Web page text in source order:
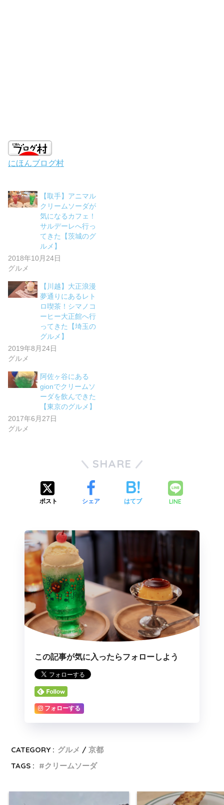
にほんブログ村
【取手】アニマル
クリームソーダが
気になるカフェ！
サルデーレへ行っ
てきた【茨城のグ
ルメ】
2018年10月24日
グルメ
【川越】大正浪漫
夢通りにあるレト
ロ喫茶！シマノコ
ーヒー大正館へ行
ってきた【埼玉の
グルメ】
2019年8月24日
グルメ
阿佐ヶ谷にある
gionでクリームソ
ーダを飲んできた
【東京のグルメ】
2017年6月27日
グルメ
SHARE
ポスト シェア はてブ LINE
この記事が気に入ったらフォローしよう
フォローする
CATEGORY : グルメ
京都
TAGS :
クリームソーダ